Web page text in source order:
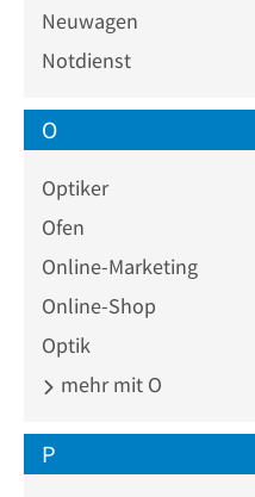
Neuwagen
Notdienst
O
Optiker
Ofen
Online-Marketing
Online-Shop
Optik
mehr mit O
P